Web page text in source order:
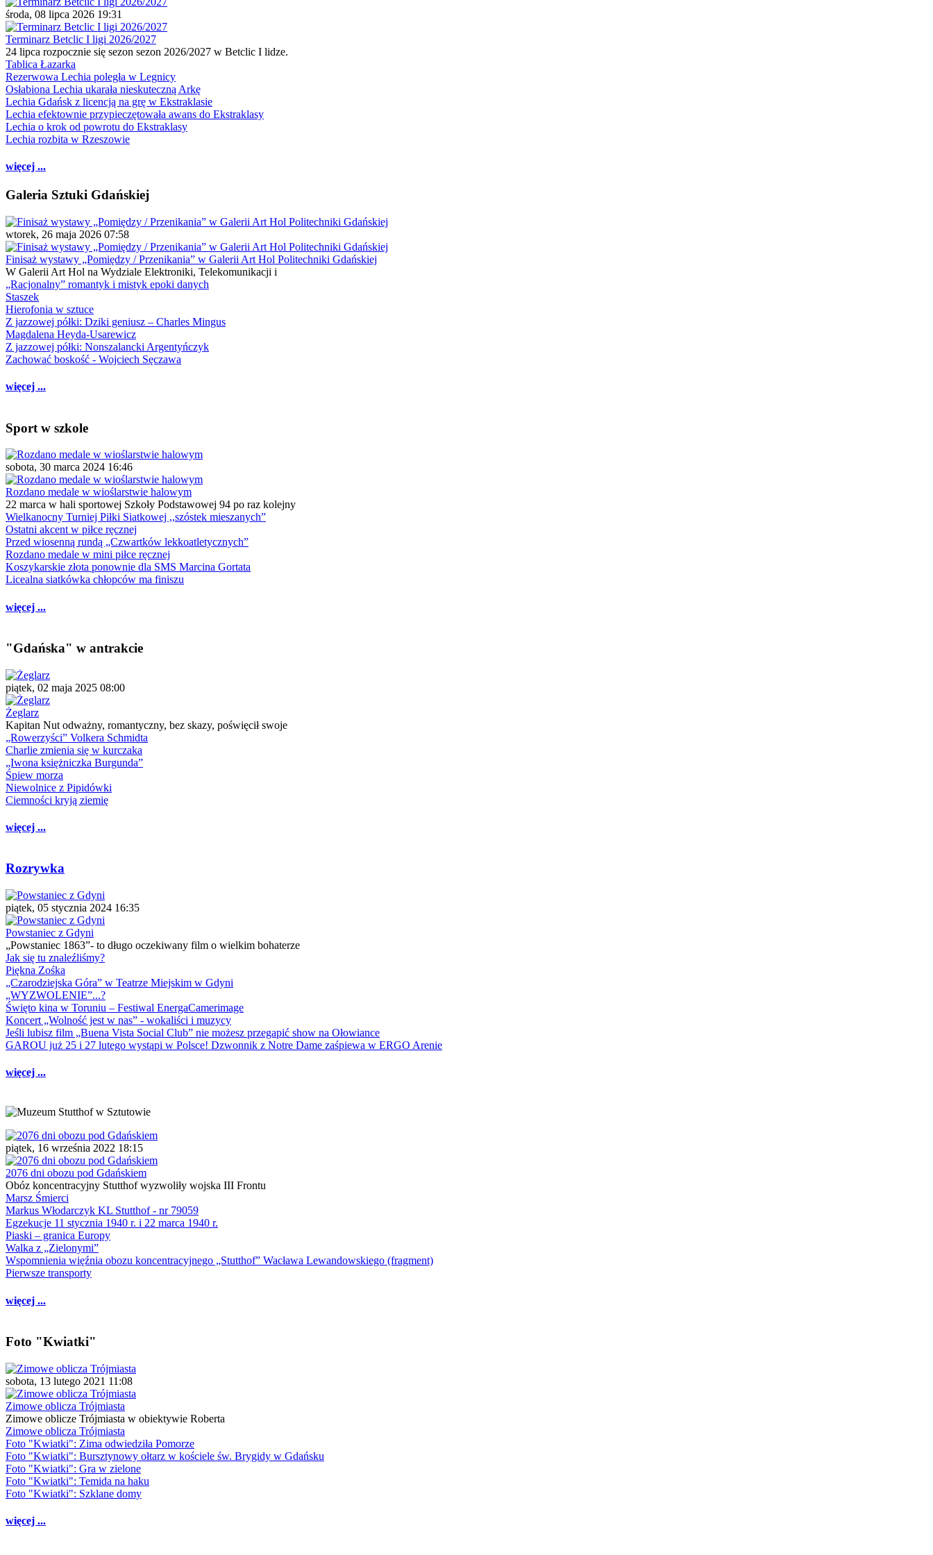
środa, 08 lipca 2026 19:31
Terminarz Betclic I ligi 2026/2027
24 lipca rozpocznie się sezon sezon 2026/2027 w Betclic I lidze.
Tablica Łazarka
Rezerwowa Lechia poległa w Legnicy
Osłabiona Lechia ukarała nieskuteczną Arkę
Lechia Gdańsk z licencją na grę w Ekstraklasie
Lechia efektownie przypieczętowała awans do Ekstraklasy
Lechia o krok od powrotu do Ekstraklasy
Lechia rozbita w Rzeszowie
więcej ...
Galeria Sztuki Gdańskiej
wtorek, 26 maja 2026 07:58
Finisaż wystawy „Pomiędzy / Przenikania” w Galerii Art Hol Politechniki Gdańskiej
W Galerii Art Hol na Wydziale Elektroniki, Telekomunikacji i
„Racjonalny” romantyk i mistyk epoki danych
Staszek
Hierofonia w sztuce
Z jazzowej półki: Dziki geniusz – Charles Mingus
Magdalena Heyda-Usarewicz
Z jazzowej półki: Nonszalancki Argentyńczyk
Zachować boskość - Wojciech Sęczawa
więcej ...
Sport w szkole
sobota, 30 marca 2024 16:46
Rozdano medale w wioślarstwie halowym
22 marca w hali sportowej Szkoły Podstawowej 94 po raz kolejny
Wielkanocny Turniej Piłki Siatkowej ,,szóstek mieszanych”
Ostatni akcent w piłce ręcznej
Przed wiosenną rundą „Czwartków lekkoatletycznych”
Rozdano medale w mini piłce ręcznej
Koszykarskie złota ponownie dla SMS Marcina Gortata
Licealna siatkówka chłopców ma finiszu
więcej ...
"Gdańska" w antrakcie
piątek, 02 maja 2025 08:00
Żeglarz
Kapitan Nut odważny, romantyczny, bez skazy, poświęcił swoje
„Rowerzyści” Volkera Schmidta
Charlie zmienia się w kurczaka
„Iwona księżniczka Burgunda”
Śpiew morza
Niewolnice z Pipidówki
Ciemności kryją ziemię
więcej ...
Rozrywka
piątek, 05 stycznia 2024 16:35
Powstaniec z Gdyni
„Powstaniec 1863”- to długo oczekiwany film o wielkim bohaterze
Jak się tu znaleźliśmy?
Piękna Zośka
„Czarodziejska Góra” w Teatrze Miejskim w Gdyni
„WYZWOLENIE”...?
Święto kina w Toruniu – Festiwal EnergaCamerimage
Koncert „Wolność jest w nas” - wokaliści i muzycy
Jeśli lubisz film „Buena Vista Social Club” nie możesz przegapić show na Ołowiance
GAROU już 25 i 27 lutego wystąpi w Polsce! Dzwonnik z Notre Dame zaśpiewa w ERGO Arenie
więcej ...
piątek, 16 września 2022 18:15
2076 dni obozu pod Gdańskiem
Obóz koncentracyjny Stutthof wyzwoliły wojska III Frontu
Marsz Śmierci
Markus Włodarczyk KL Stutthof - nr 79059
Egzekucje 11 stycznia 1940 r. i 22 marca 1940 r.
Piaski – granica Europy
Walka z „Zielonymi”
Wspomnienia więźnia obozu koncentracyjnego „Stutthof” Wacława Lewandowskiego (fragment)
Pierwsze transporty
więcej ...
Foto "Kwiatki"
sobota, 13 lutego 2021 11:08
Zimowe oblicza Trójmiasta
Zimowe oblicze Trójmiasta w obiektywie Roberta
Zimowe oblicza Trójmiasta
Foto "Kwiatki": Zima odwiedziła Pomorze
Foto "Kwiatki": Bursztynowy ołtarz w kościele św. Brygidy w Gdańsku
Foto "Kwiatki": Gra w zielone
Foto "Kwiatki": Temida na haku
Foto "Kwiatki": Szklane domy
więcej ...